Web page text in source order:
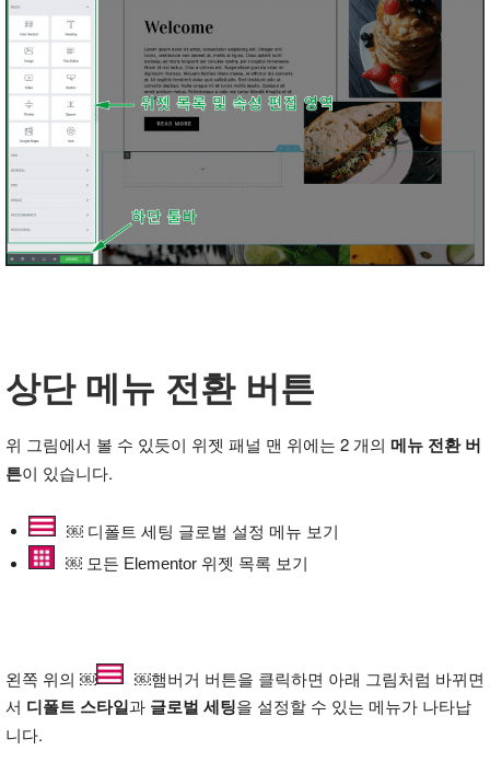
상단 메뉴 전환 버튼
위 그림에서 볼 수 있듯이 위젯 패널 맨 위에는 2 개의 메뉴 전환 버
튼이 있습니다.
￼ 디폴트 세팅 글로벌 설정 메뉴 보기
￼ 모든 Elementor 위젯 목록 보기
왼쪽 위의 ￼
￼햄버거 버튼을 클릭하면 아래 그림처럼 바뀌면
서 디폴트 스타일과 글로벌 세팅을 설정할 수 있는 메뉴가 나타납
니다.